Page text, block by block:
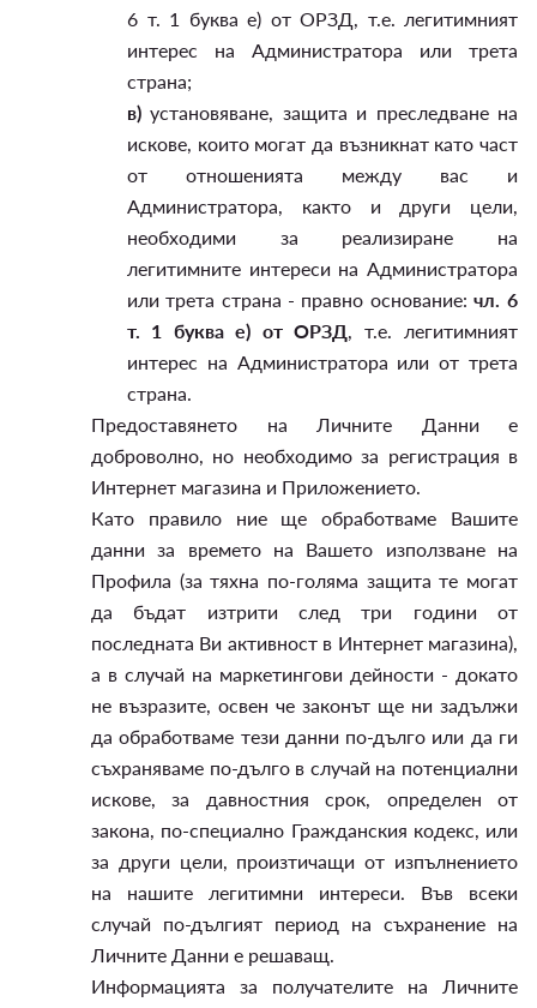
6 т. 1 буква е) от ОРЗД, т.е. легитимният
интерес на Администратора или трета
страна;
в) установяване, защита и преследване на
искове, които могат да възникнат като част
от отношенията между вас и
Администратора, както и други цели,
необходими за реализиране на
легитимните интереси на Администратора
или трета страна - правно основание: чл. 6
т. 1 буква е) от ОРЗД, т.е. легитимният
интерес на Администратора или от трета
страна.
Предоставянето на Личните Данни е
доброволно, но необходимо за регистрация в
Интернет магазина и Приложението.
Като правило ние ще обработваме Вашите
данни за времето на Вашето използване на
Профила (за тяхна по-голяма защита те могат
да бъдат изтрити след три години от
последната Ви активност в Интернет магазина),
а в случай на маркетингови дейности - докато
не възразите, освен че законът ще ни задължи
да обработваме тези данни по-дълго или да ги
съхраняваме по-дълго в случай на потенциални
искове, за давностния срок, определен от
закона, по-специално Гражданския кодекс, или
за други цели, произтичащи от изпълнението
на нашите легитимни интереси. Във всеки
случай по-дългият период на съхранение на
Личните Данни е решаващ.
Информацията за получателите на Личните